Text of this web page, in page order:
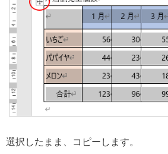
選択したまま、コピーします。